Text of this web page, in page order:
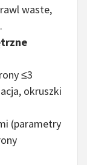
waste,
≤3
okruszki
(parametry